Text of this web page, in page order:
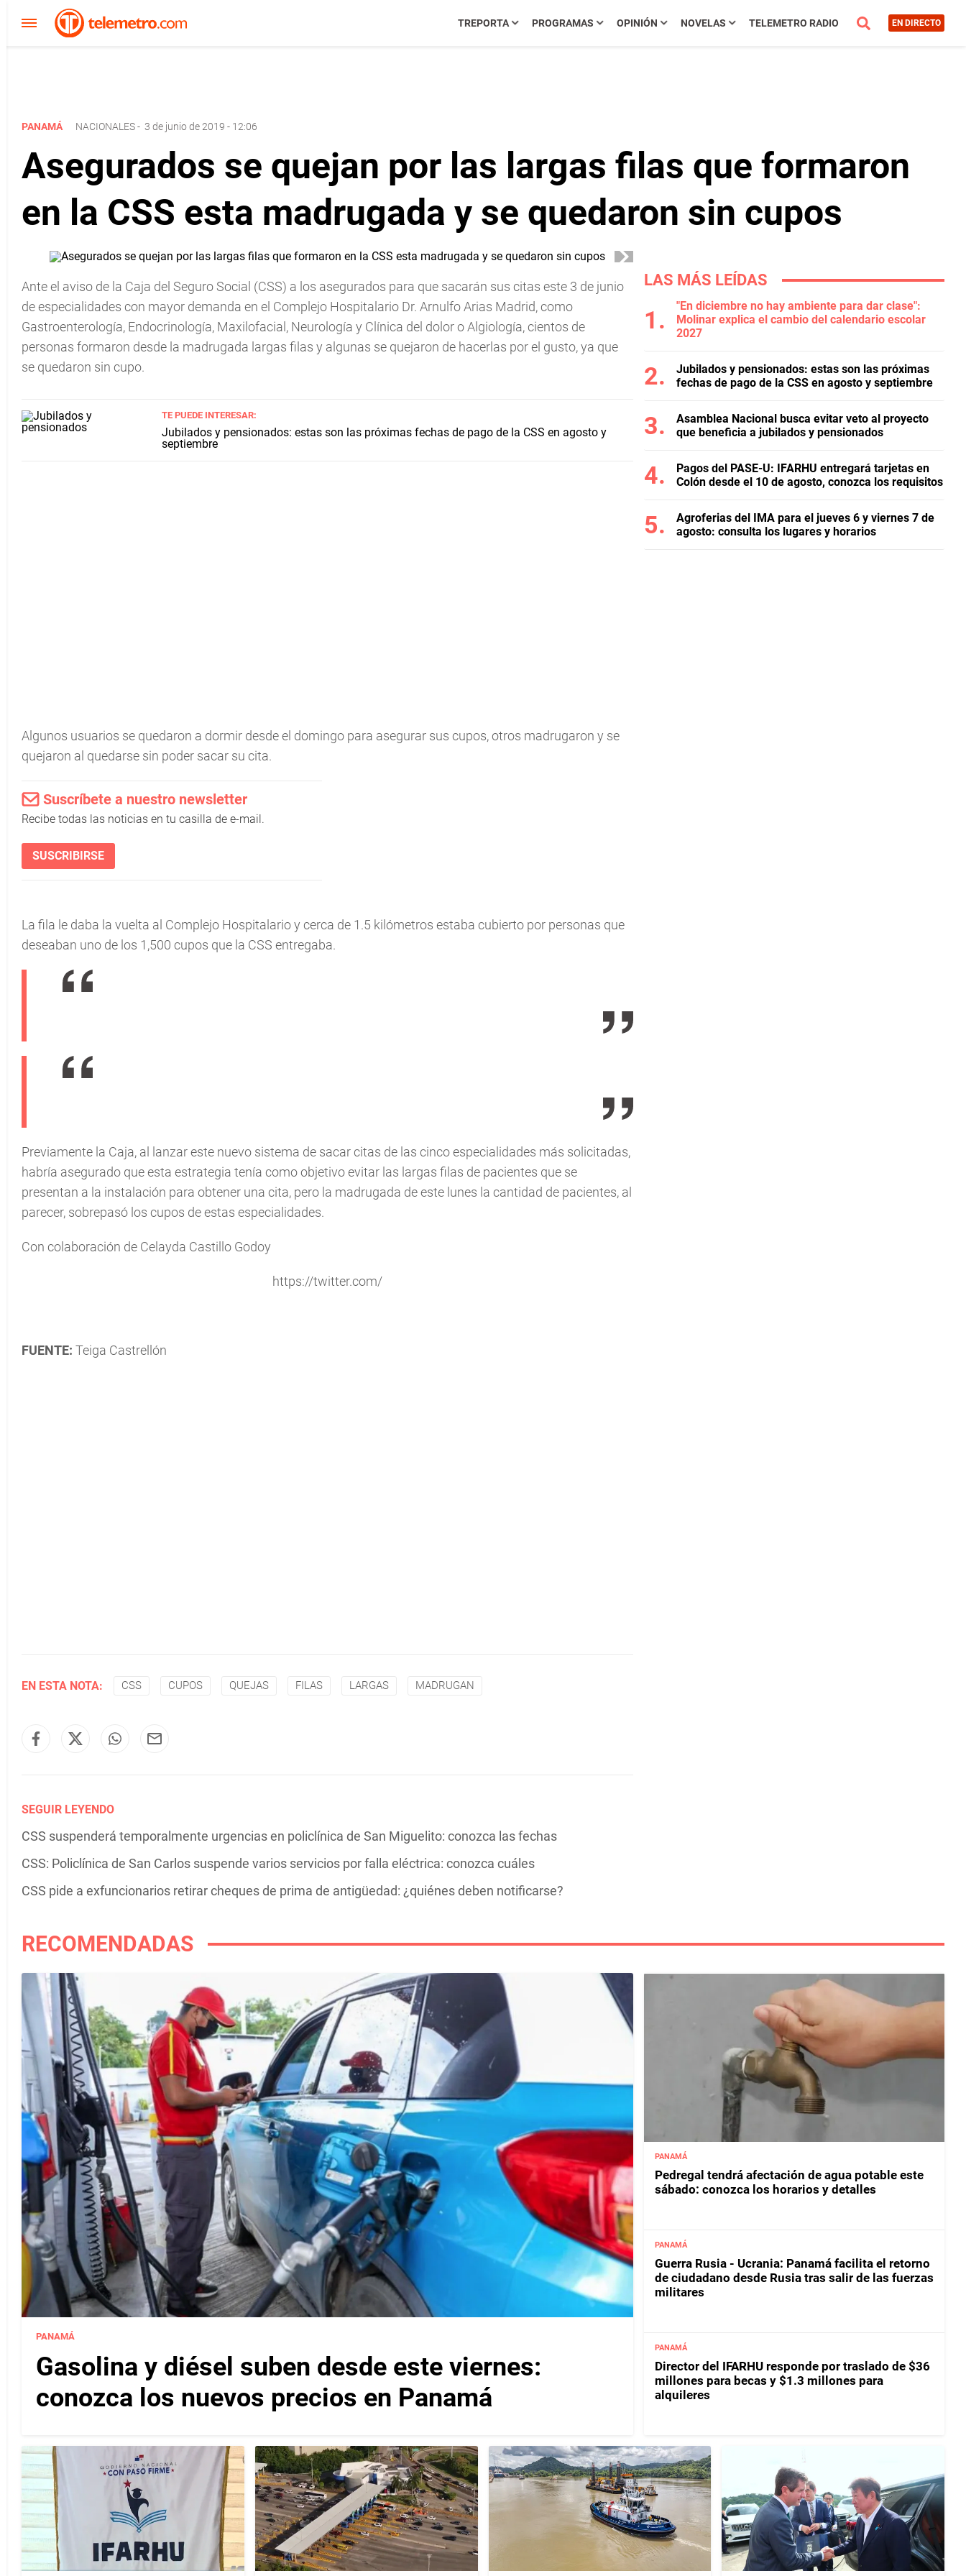
TREPORTA PROGRAMAS OPINIÓN NOVELAS TELEMETRO RADIO EN DIRECTO
PANAMÁ NACIONALES- 3 de junio de 2019 - 12:06
Asegurados se quejan por las largas filas que formaron
en la CSS esta madrugada y se quedaron sin cupos
Ante el aviso de la Caja del Seguro Social (CSS) a los asegurados para que sacarán sus citas este 3 de junio
de especialidades con mayor demanda en el Complejo Hospitalario Dr. Arnulfo Arias Madrid, como
Gastroenterología, Endocrinología, Maxilofacial, Neurología y Clínica del dolor o Algiología, cientos de
personas formaron desde la madrugada largas filas y algunas se quejaron de hacerlas por el gusto, ya que
se quedaron sin cupo.
TE PUEDE INTERESAR:
Jubilados y pensionados: estas son las próximas fechas de pago de la CSS en agosto y
septiembre
Algunos usuarios se quedaron a dormir desde el domingo para asegurar sus cupos, otros madrugaron y se
quejaron al quedarse sin poder sacar su cita.
Suscríbete a nuestro newsletter
Recibe todas las noticias en tu casilla de e-mail.
SUSCRIBIRSE
La fila le daba la vuelta al Complejo Hospitalario y cerca de 1.5 kilómetros estaba cubierto por personas que
deseaban uno de los 1,500 cupos que la CSS entregaba.
Previamente la Caja, al lanzar este nuevo sistema de sacar citas de las cinco especialidades más solicitadas,
habría asegurado que esta estrategia tenía como objetivo evitar las largas filas de pacientes que se
presentan a la instalación para obtener una cita, pero la madrugada de este lunes la cantidad de pacientes, al
parecer, sobrepasó los cupos de estas especialidades.
Con colaboración de Celayda Castillo Godoy
https://twitter.com/
FUENTE: Teiga Castrellón
EN ESTA NOTA: CSS CUPOS QUEJAS FILAS LARGAS MADRUGAN
SEGUIR LEYENDO
CSS suspenderá temporalmente urgencias en policlínica de San Miguelito: conozca las fechas
CSS: Policlínica de San Carlos suspende varios servicios por falla eléctrica: conozca cuáles
CSS pide a exfuncionarios retirar cheques de prima de antigüedad: ¿quiénes deben notificarse?
LAS MÁS LEÍDAS
"En diciembre no hay ambiente para dar clase":
Molinar explica el cambio del calendario escolar
2027
Jubilados y pensionados: estas son las próximas
fechas de pago de la CSS en agosto y septiembre
Asamblea Nacional busca evitar veto al proyecto
que beneficia a jubilados y pensionados
Pagos del PASE-U: IFARHU entregará tarjetas en
Colón desde el 10 de agosto, conozca los requisitos
Agroferias del IMA para el jueves 6 y viernes 7 de
agosto: consulta los lugares y horarios
RECOMENDADAS
PANAMÁ
Gasolina y diésel suben desde este viernes:
conozca los nuevos precios en Panamá
PANAMÁ
Pedregal tendrá afectación de agua potable este
sábado: conozca los horarios y detalles
PANAMÁ
Guerra Rusia - Ucrania: Panamá facilita el retorno
de ciudadano desde Rusia tras salir de las fuerzas
militares
PANAMÁ
Director del IFARHU responde por traslado de $36
millones para becas y $1.3 millones para
alquileres